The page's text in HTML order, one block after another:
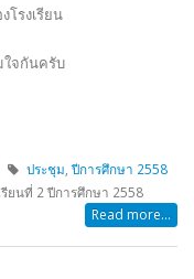
ประชุม,ปีการศึกษา 2558
ยนที่ 2 ปีการศึกษา 2558
Read more...